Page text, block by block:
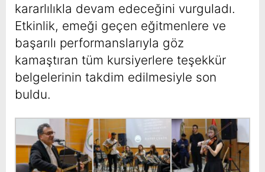
kararlılıkla devam edeceğini vurguladı.
Etkinlik, emeği geçen eğitmenlere ve
başarılı performanslarıyla göz
kamaştıran tüm kursiyerlere teşekkür
belgelerinin takdim edilmesiyle son
buldu.